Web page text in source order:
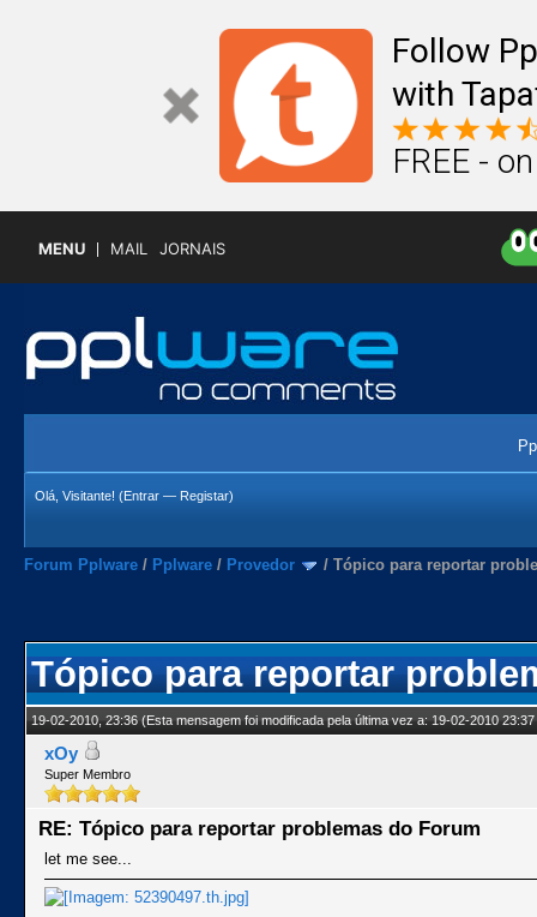
Follow
with
FREE -
MENU MAIL JORNAIS
Olá, Visitante! (Entrar — Registar)
Forum Pplware / Pplware / Provedor / Tópico para reportar
Tópico para reportar
19-02-2010, 23:36(Esta mensagem foi modificada pela última vez a: 19-02-2010
xOy
Super Membro
RE: Tópico para reportar problemas do Forum
let me see...